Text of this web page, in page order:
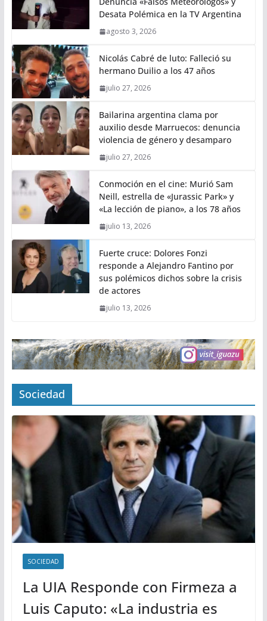
Desata Polémica en la TV Argentina
agosto 3, 2026
Nicolás Cabré de luto: Falleció su
hermano Duilio a los 47 años
julio 27, 2026
Bailarina argentina clama por
auxilio desde Marruecos: denuncia
violencia de género y desamparo
julio 27, 2026
Conmoción en el cine: Murió Sam
Neill, estrella de «Jurassic Park» y
«La lección de piano», a los 78 años
julio 13, 2026
Fuerte cruce: Dolores Fonzi
responde a Alejandro Fantino por
sus polémicos dichos sobre la crisis
de actores
julio 13, 2026
Sociedad
SOCIEDAD
La UIA Responde con Firmeza a
Luis Caputo: «La industria es